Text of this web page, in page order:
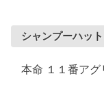
シャンプーハッ
本命 １１番ア